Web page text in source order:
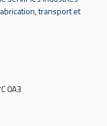
transport et
0A3